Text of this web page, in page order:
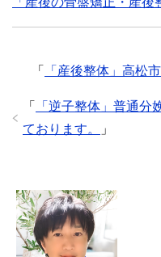
「 「産後整体」高松
「
「逆子整体」普通分
ております。
」